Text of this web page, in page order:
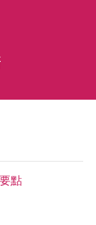
點